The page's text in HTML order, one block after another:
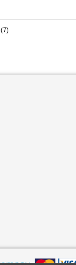
(7)